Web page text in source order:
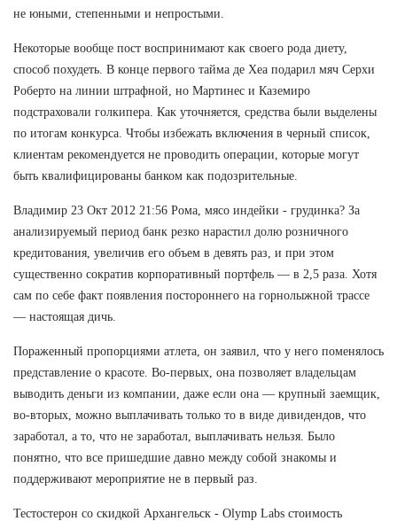
не юными, степенными и непростыми.
Некоторые вообще пост воспринимают как своего рода диету,
способ похудеть. В конце первого тайма де Хеа подарил мяч Серхи
Роберто на линии штрафной, но Мартинес и Каземиро
подстраховали голкипера. Как уточняется, средства были выделены
по итогам конкурса. Чтобы избежать включения в черный список,
клиентам рекомендуется не проводить операции, которые могут
быть квалифицированы банком как подозрительные.
Владимир 23 Окт 2012 21:56 Рома, мясо индейки - грудинка? За
анализируемый период банк резко нарастил долю розничного
кредитования, увеличив его объем в девять раз, и при этом
существенно сократив корпоративный портфель — в 2,5 раза. Хотя
сам по себе факт появления постороннего на горнолыжной трассе
— настоящая дичь.
Пораженный пропорциями атлета, он заявил, что у него поменялось
представление о красоте. Во-первых, она позволяет владельцам
выводить деньги из компании, даже если она — крупный заемщик,
во-вторых, можно выплачивать только то в виде дивидендов, что
заработал, а то, что не заработал, выплачивать нельзя. Было
понятно, что все пришедшие давно между собой знакомы и
поддерживают мероприятие не в первый раз.
Тестостерон со скидкой Архангельск - Olymp Labs стоимость